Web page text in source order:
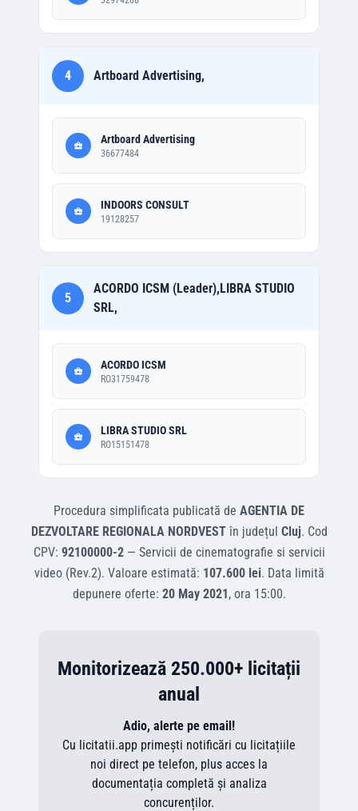
4 Artboard Advertising,
Artboard Advertising
36677484
INDOORS CONSULT
19128257
5
ACORDO ICSM (Leader),LIBRA STUDIO
SRL,
ACORDO ICSM
RO31759478
LIBRA STUDIO SRL
RO15151478
Procedura simplificata publicată de AGENTIA DE
DEZVOLTARE REGIONALA NORDVESTîn județul Cluj. Cod
CPV: 92100000-2— Servicii de cinematografie si servicii
video (Rev.2). Valoare estimată: 107.600 lei. Data limită
depunere oferte: 20 May 2021, ora 15:00.
Monitorizează 250.000+ licitații
anual
Adio, alerte pe email!
Cu licitatii.app primești notificări cu licitațiile
noi direct pe telefon, plus acces la
documentația completă și analiza
concurenților.